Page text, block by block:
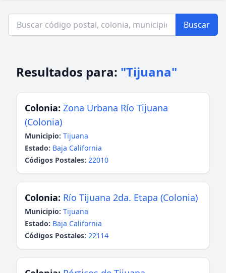
Buscar
Resultados para: "Tijuana"
Colonia: Zona Urbana Río Tijuana
(Colonia)
Municipio: Tijuana
Estado: Baja California
Códigos Postales: 22010
Colonia: Río Tijuana 2da. Etapa (Colonia)
Municipio: Tijuana
Estado: Baja California
Códigos Postales: 22114